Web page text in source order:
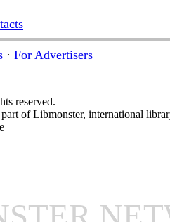
· For Advertisers
reserved.
of Libmonster, international